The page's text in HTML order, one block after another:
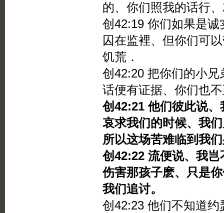
的、你们照我的话行
创42:19 你们如果是
囚在监裡、但你们可
饥荒．
创42:20 把你们的小
话便有证据、你们也
创42:21 他们彼此说
哀求我们的时候、我
所以这场苦难临到我
创42:22 流便说、我
伤害那孩子麽、只是
我们追讨。
创42:23 他们不知道